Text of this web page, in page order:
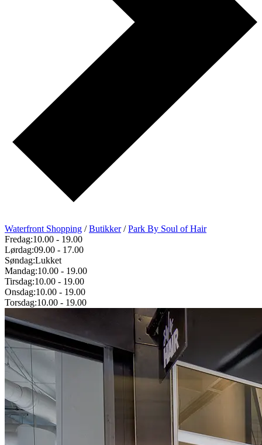
Waterfront Shopping /Butikker/Park By Soul of Hair
Fredag:10.00 - 19.00
Lørdag:09.00 - 17.00
Søndag:Lukket
Mandag:10.00 - 19.00
Tirsdag:10.00 - 19.00
Onsdag:10.00 - 19.00
Torsdag:10.00 - 19.00